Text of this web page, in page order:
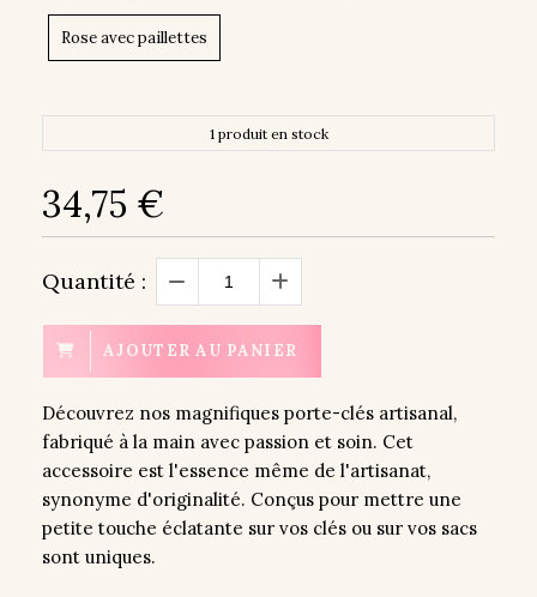
Rose avec paillettes
1 produit en stock
34,75 €
Quantité :
AJOUTER AU PANIER
Découvrez nos magnifiques porte-clés artisanal,
fabriqué à la main avec passion et soin. Cet
accessoire est l'essence même de l'artisanat,
synonyme d'originalité. Conçus pour mettre une
petite touche éclatante sur vos clés ou sur vos sacs
sont uniques.